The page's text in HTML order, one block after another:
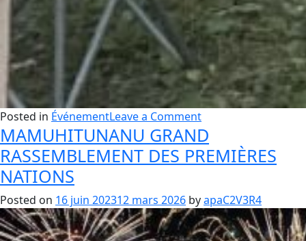
Posted in ÉvénementLeave a Commenton
ASSI-
NIPI
-Écohébergement
MAMUHITUNANU GRAND
RASSEMBLEMENT DES PREMIÈRES
NATIONS
Posted on 16 juin 202312 mars 2026 byapaC2V3R4